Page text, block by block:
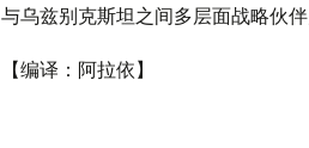
与乌兹别克斯坦之间多层面战略伙
【编译：阿拉依】